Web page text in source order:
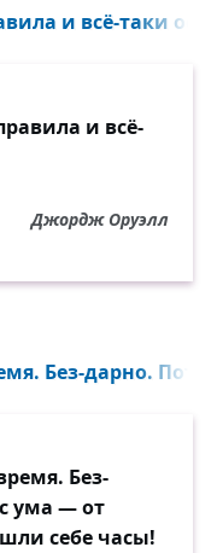
и всё-таки
и всё-
Джордж Оруэлл
Без-дарно.
Без-
ума — от
себе часы!